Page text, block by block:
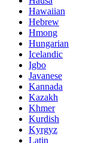
Hawaiian
Hebrew
Hmong
Hungarian
Icelandic
Igbo
Javanese
Kannada
Kazakh
Khmer
Kurdish
Kyrgyz
Latin